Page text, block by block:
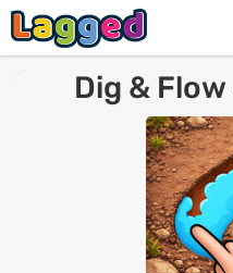
Dig &